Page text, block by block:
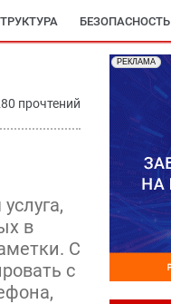
БЕЗОПАСНОСТЬ
прочтений
в
С
с
РЕКЛАМА